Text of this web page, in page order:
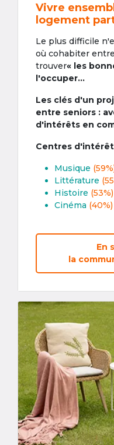
Vivre
logement
Le plus difficile
où cohabiter
trouver« les
l'occuper...
Les clés d'un
entre seniors :
d'intérêts en
Centres
Musique
Littérature
Histoire (53%)
Cinéma (40%)
En
la